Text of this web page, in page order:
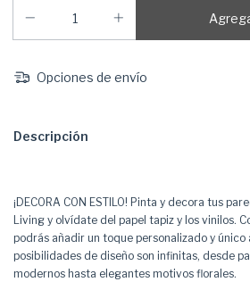
Opciones de envío
Descripción
¡DECORA CON ESTILO! Pinta y decora tus
Living y olvídate del papel tapiz y los vinilos.
podrás añadir un toque personalizado y
posibilidades de diseño son infinitas, desde
modernos hasta elegantes motivos florales.